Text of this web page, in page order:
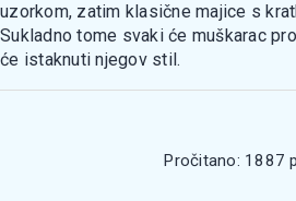
uzorkom, zatim klasične majice s
Sukladno tome svaki će muškarac
će istaknuti njegov stil.
Pročitano: 1887